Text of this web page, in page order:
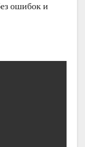
ошибок и